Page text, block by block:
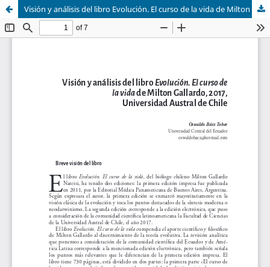
Visión y análisis del libro Evolución. El curso de la vida de Milton Gallardo, 2017, Universidad Austral de Chile